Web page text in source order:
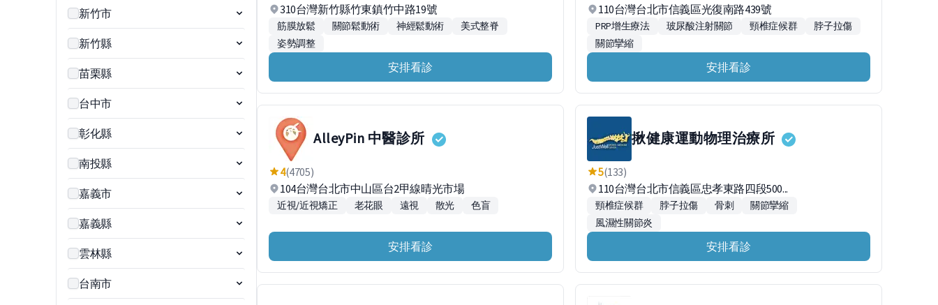
新竹市
新竹縣
苗栗縣
台中市
彰化縣
南投縣
嘉義市
嘉義縣
雲林縣
台南市
310台灣新竹縣竹東鎮竹中路19號
筋膜放鬆 關節鬆動術 神經鬆動術
美式整脊
姿勢調整
安排看診
110台灣台北市信義區光復南路439號
PRP增生療法 玻尿酸注射關節 頸椎症候群
脖子拉傷
關節攣縮
安排看診
AlleyPin 中醫診所
4(4705)
104台灣台北市中山區台2甲線晴光市場
近視/近視矯正 老花眼 遠視 散光 色盲
安排看診
揪健康運動物理治療所
5(133)
110台灣台北市信義區忠孝東路四段500...
頸椎症候群 脖子拉傷 骨刺
關節攣縮
風濕性關節炎
安排看診